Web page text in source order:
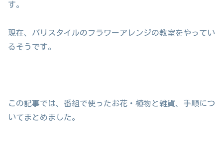
す。
現在、パリスタイルのフラワーアレンジの教室をやってい
るそうです。
この記事では、番組で使ったお花・植物と雑貨、手順につ
いてまとめました。